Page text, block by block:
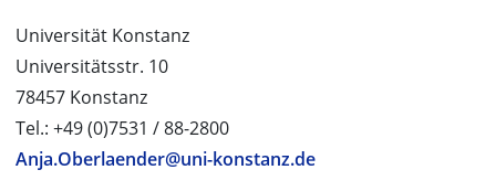
Universität Konstanz
Universitätsstr. 10
78457 Konstanz
Tel.: +49 (0)7531 / 88-2800
Anja.Oberlaender@uni-konstanz.de